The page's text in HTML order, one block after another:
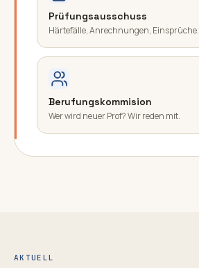
Prüfungsausschuss
Härtefälle, Anrechnungen, Einsprüche.
Berufungskommision
Wer wird neuer Prof? Wir reden mit.
AKTUELL